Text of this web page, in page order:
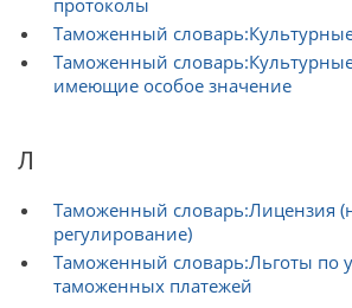
протоколы
Таможенный
Таможенный
имеющие особое значение
Л
Таможенный словарь:Лицензия
регулирование)
Таможенный словарь:Льготы по
таможенных платежей